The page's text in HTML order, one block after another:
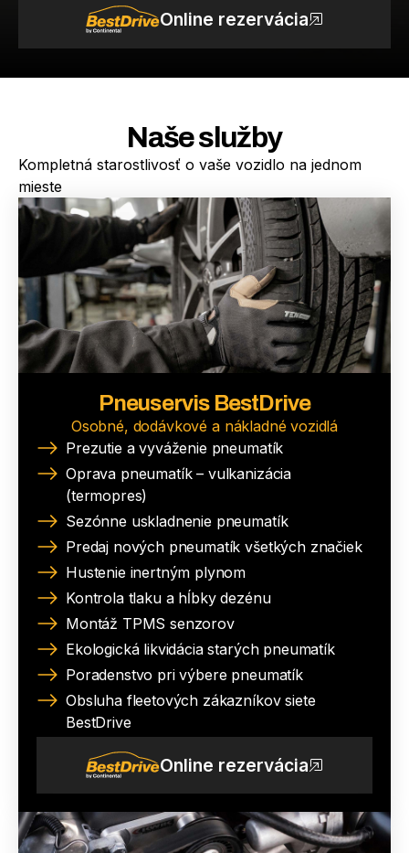
Online rezervácia
Naše služby
Kompletná starostlivosť o vaše vozidlo na jednom
mieste
Pneuservis BestDrive
Osobné, dodávkové a nákladné vozidlá
Prezutie a vyváženie pneumatík
Oprava pneumatík – vulkanizácia
(termopres)
Sezónne uskladnenie pneumatík
Predaj nových pneumatík všetkých značiek
Hustenie inertným plynom
Kontrola tlaku a hĺbky dezénu
Montáž TPMS senzorov
Ekologická likvidácia starých pneumatík
Poradenstvo pri výbere pneumatík
Obsluha fleetových zákazníkov siete
BestDrive
Online rezervácia